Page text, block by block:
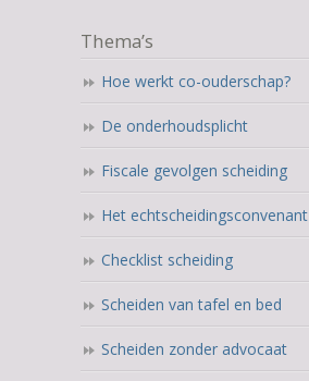
Thema’s
Hoe werkt co-ouderschap?
De onderhoudsplicht
Fiscale gevolgen scheiding
Het echtscheidingsconvenant
Checklist scheiding
Scheiden van tafel en bed
Scheiden zonder advocaat